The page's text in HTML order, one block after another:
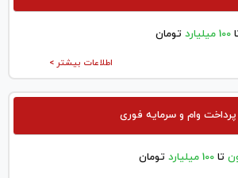
100 میلیارد تومان
اطلاعات بیشتر >
پرداخت وام و سرمایه فوری
تا 100 میلیارد تومان